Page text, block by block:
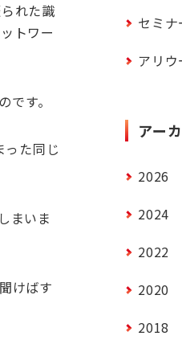
れた識
トワー
す。
た同じ
まいま
けばす
セミナ
アリ
アー
2026
2024
2022
2020
2018